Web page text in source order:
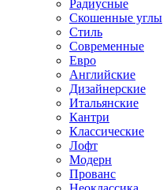
Радиусные
Скошенные углы
Стиль
Современные
Евро
Английские
Дизайнерские
Итальянские
Кантри
Классические
Лофт
Модерн
Прованс